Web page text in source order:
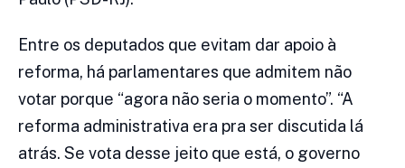
Entre os deputados que evitam dar apoio à
reforma, há parlamentares que admitem não
votar porque “agora não seria o momento”. “A
reforma administrativa era pra ser discutida lá
atrás. Se vota desse jeito que está, o governo